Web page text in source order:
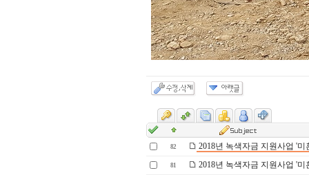
82 2018년 녹색자금 지원사업 '
81 2018년 녹색자금 지원사업 '